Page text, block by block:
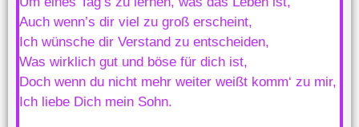
Auch wenn’s dir viel zu groß erscheint,
Ich wünsche dir Verstand zu entscheiden,
Was wirklich gut und böse für dich ist,
Doch wenn du nicht mehr weiter weißt komm‘ zu mir,
Ich liebe Dich mein Sohn.